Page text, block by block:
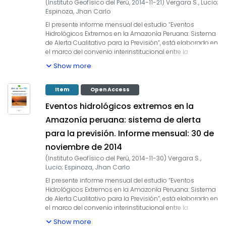
2013) y Yoon & Zeng (2010), así como en Lavado et al.
(2012), entre otros. En este informe mensual
correspondiente al mes de setiembre 2014, se presentan
los resultados del análisis de las condiciones actuales
hasta el último día del mes y la previsión de las
variables hidroclimáticas para los próximos 03 meses.
(Instituto Geofísico del Perú, 2014-11-21) Vergara S., Lucio;
Espinoza, Jhan Carlo
El presente informe mensual del estudio “Eventos
Hidrológicos Extremos en la Amazonía Peruana: Sistema
de Alerta Cualitativo para la Previsión”, está elaborado en
el marco del convenio interinstitucional entre la
Perú, cuyo objetivo es la elaboración e implementación
un sistema estacional que permita prever los impactos
de los eventos hidrológicos extremos en la sociedad de
la Amazonía peruana. Durante los últimos años,
estudios científicos han evidenciado la influencia de la
temperatura superficial del mar anómalos de algunas
regiones oceánicas circundantes en la ocurrencia de
eventos hidrológicos extremos en la Amazonía peruana,
como es descrito en Espinoza et al. (2009, 2011, 2012 y
2013) y Yoon & Zeng (2010), así como en Lavado et al.
(2012), entre otros. En este informe mensual
correspondiente al mes de octubre 2014, se presentan
los resultados del análisis de las condiciones actuales
hasta el último día del mes y la previsión de las
variables hidroclimáticas para los próximos 03 meses.
Show more
Item Open Access
Eventos hidrológicos extremos en la
Amazonía peruana: sistema de alerta
para la previsión. Informe mensual: 30 de
noviembre de 2014
(Instituto Geofísico del Perú, 2014-11-30) Vergara S.,
Lucio; Espinoza, Jhan Carlo
El presente informe mensual del estudio “Eventos
Hidrológicos Extremos en la Amazonía Peruana: Sistema
de Alerta Cualitativo para la Previsión”, está elaborado en
el marco del convenio interinstitucional entre la
Show more